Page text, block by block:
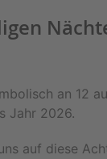
an 12
Jahr 2026.
auf diese